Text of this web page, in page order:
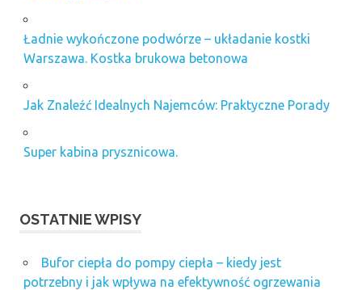
Ładnie wykończone podwórze – układanie kostki
Warszawa. Kostka brukowa betonowa
Jak Znaleźć Idealnych Najemców: Praktyczne Porady
Super kabina prysznicowa.
OSTATNIE WPISY
Bufor ciepła do pompy ciepła – kiedy jest
potrzebny i jak wpływa na efektywność ogrzewania